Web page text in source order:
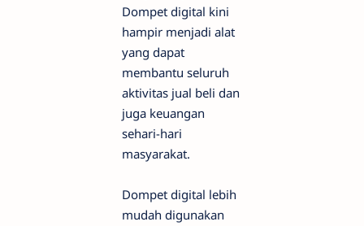
Dompet digital kini
hampir menjadi alat
yang dapat
membantu seluruh
aktivitas jual beli dan
juga keuangan
sehari-hari
masyarakat.
Dompet digital lebih
mudah digunakan